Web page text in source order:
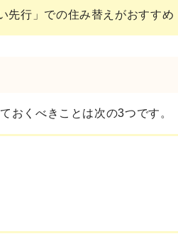
先行」での住み替えがおすすめ
おくべきことは次の3つです。